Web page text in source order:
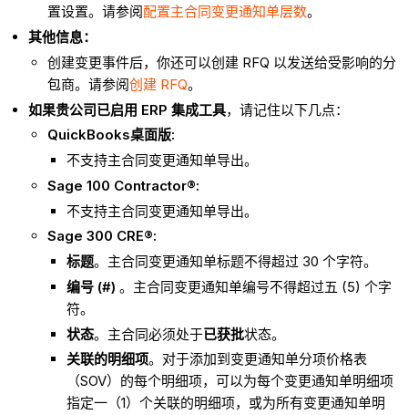
置设置。请参阅配置主合同变更通知单层数。
其他信息：
创建变更事件后，你还可以创建 RFQ 以发送给受影响的分
包商。请参阅创建 RFQ。
如果贵公司已启用 ERP 集成工具，请记住以下几点：
QuickBooks桌面版:
不支持主合同变更通知单导出。
Sage 100 Contractor®:
不支持主合同变更通知单导出。
Sage 300 CRE®:
标题。主合同变更通知单标题不得超过 30 个字符。
编号 (#) 。主合同变更通知单编号不得超过五 (5) 个字
符。
状态。主合同必须处于已获批状态。
关联的明细项。对于添加到变更通知单分项价格表
（SOV）的每个明细项，可以为每个变更通知单明细项
指定一（1）个关联的明细项，或为所有变更通知单明